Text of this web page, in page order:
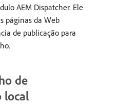
AEM Dispatcher. Ele
páginas da Web
de publicação para
de
local